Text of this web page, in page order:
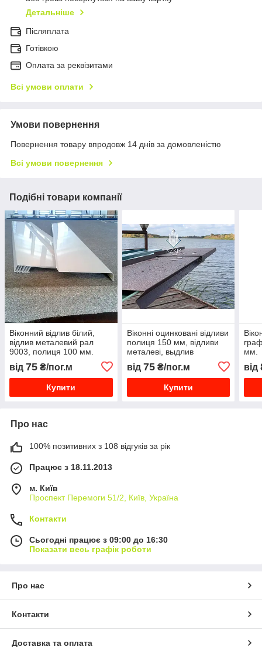
Детальніше
Післяплата
Готівкою
Оплата за реквізитами
Всі умови оплати
Умови повернення
Повернення товару впродовж 14 днів за домовленістю
Всі умови повернення
Подібні товари компанії
Віконний відлив білий,
відлив металевий рал
9003, полиця 100 мм.
від 75 ₴/пог.м
Купити
Віконні оцинковані відливи
полиця 150 мм, відливи
металеві, выдлив
від 75₴/пог.м
Купити
мм.
від
Про нас
100% позитивних з 108 відгуків за рік
Працює з 18.11.2013
м. Київ
Проспект Перемоги 51/2, Київ, Україна
Контакти
Сьогодні працює з 09:00 до 16:30
Показати весь графік роботи
Про нас
Контакти
Доставка та оплата